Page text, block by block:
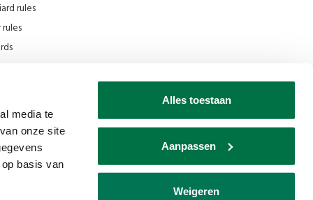
media te
onze site
basis van
Alles toestaan
Aanpassen
Weigeren
rules
Van den Broek Biljarts